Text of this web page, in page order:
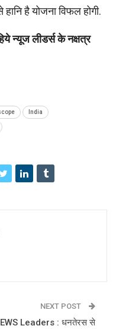
है योजना विफल होगी.
न्यूज लीडर्स के नक्षत्र
India
NEXT POST
Leaders : धनतेरस से